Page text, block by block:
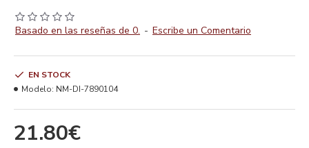
Basado en las reseñas de 0. - Escribe un Comentario
21.80€
EN STOCK
Modelo: NM-DI-7890104